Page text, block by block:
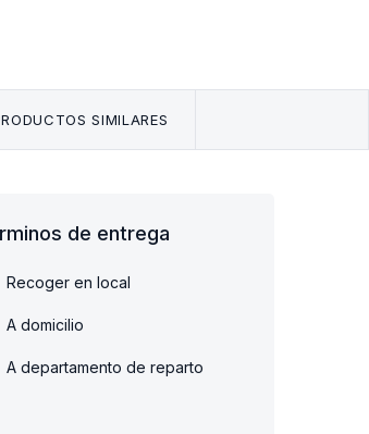
SIMILARES
de entrega
Recoger en local
A domicilio
A departamento de reparto